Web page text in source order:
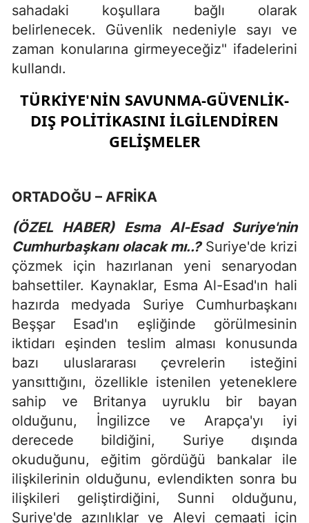
sahadaki koşullara bağlı olarak
belirlenecek. Güvenlik nedeniyle sayı ve
zaman konularına girmeyeceğiz" ifadelerini
kullandı.
TÜRKİYE'NİN SAVUNMA-GÜVENLİK-
DIŞ POLİTİKASINI İLGİLENDİREN
GELİŞMELER
ORTADOĞU – AFRİKA
(ÖZEL HABER) Esma Al-Esad Suriye'nin
Cumhurbaşkanı olacak mı..? Suriye'de krizi
çözmek için hazırlanan yeni senaryodan
bahsettiler. Kaynaklar, Esma Al-Esad'ın hali
hazırda medyada Suriye Cumhurbaşkanı
Beşşar Esad'ın eşliğinde görülmesinin
iktidarı eşinden teslim alması konusunda
bazı uluslararası çevrelerin isteğini
yansıttığını, özellikle istenilen yeteneklere
sahip ve Britanya uyruklu bir bayan
olduğunu, İngilizce ve Arapça'yı iyi
derecede bildiğini, Suriye dışında
okuduğunu, eğitim gördüğü bankalar ile
ilişkilerinin olduğunu, evlendikten sonra bu
ilişkileri geliştirdiğini, Sunni olduğunu,
Suriye'de azınlıklar ve Alevi cemaati için